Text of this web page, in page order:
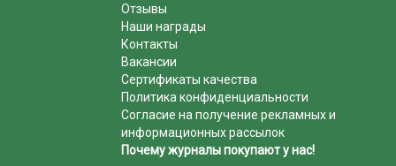
Отзывы
Наши награды
Контакты
Вакансии
Сертификаты качества
Политика конфиденциальности
Согласие на получение рекламных и
информационных рассылок
Почему журналы покупают у нас!